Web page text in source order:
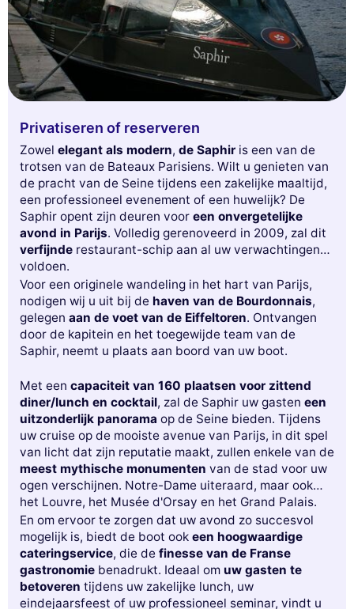
Privatiseren of reserveren
Zowel elegant als modern, de Saphir is een van de
trotsen van de Bateaux Parisiens. Wilt u genieten van
de pracht van de Seine tijdens een zakelijke maaltijd,
een professioneel evenement of een huwelijk? De
Saphir opent zijn deuren voor een onvergetelijke
avond in Parijs. Volledig gerenoveerd in 2009, zal dit
verfijnde restaurant-schip aan al uw verwachtingen
voldoen.
Voor een originele wandeling in het hart van Parijs,
nodigen wij u uit bij de haven van de Bourdonnais,
gelegen aan de voet van de Eiffeltoren. Ontvangen
door de kapitein en het toegewijde team van de
Saphir, neemt u plaats aan boord van uw boot.
Met een capaciteit van 160 plaatsen voor zittend
diner/lunch en cocktail, zal de Saphir uw gasten een
uitzonderlijk panorama op de Seine bieden. Tijdens
uw cruise op de mooiste avenue van Parijs, in dit spel
van licht dat zijn reputatie maakt, zullen enkele van de
meest mythische monumenten van de stad voor uw
ogen verschijnen. Notre-Dame uiteraard, maar ook
het Louvre, het Musée d'Orsay en het Grand Palais.
En om ervoor te zorgen dat uw avond zo succesvol
mogelijk is, biedt de boot ook een hoogwaardige
cateringservice, die de finesse van de Franse
gastronomie benadrukt. Ideaal om uw gasten te
betoveren tijdens uw zakelijke lunch, uw
eindejaarsfeest of uw professioneel seminar, vindt u